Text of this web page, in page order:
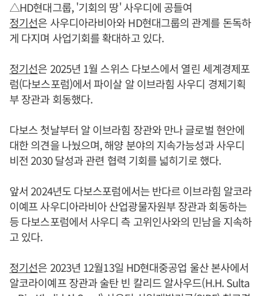
△HD현대그룹, '기회의 땅' 사우디에 공들여
정기선은 사우디아라비아와 HD현대그룹의 관계를 돈독하
게 다지며 사업기회를 확대하고 있다.
정기선은 2025년 1월 스위스 다보스에서 열린 세계경제포
럼(다보스포럼)에서 파이살 알 이브라힘 사우디 경제기획
부 장관과 회동했다.
다보스 첫날부터 알 이브라힘 장관와 만나 글로벌 현안에
대한 의견을 나눴으며, 해양 분야의 지속가능성과 사우디
비전 2030 달성과 관련 협력 기회를 넓히기로 했다.
앞서 2024년도 다보스포럼에서는 반다르 이브라힘 알코라
이예프 사우디아라비아 산업광물자원부 장관과 회동하는
등 다보스포럼에서 사우디 측 고위인사와의 민남을 지속하
고 있다.
정기선은 2023년 12월13일 HD현대중공업 울산 본사에서
알코라이예프 장관과 술탄 빈 칼리드 알사우드(H.H. Sulta